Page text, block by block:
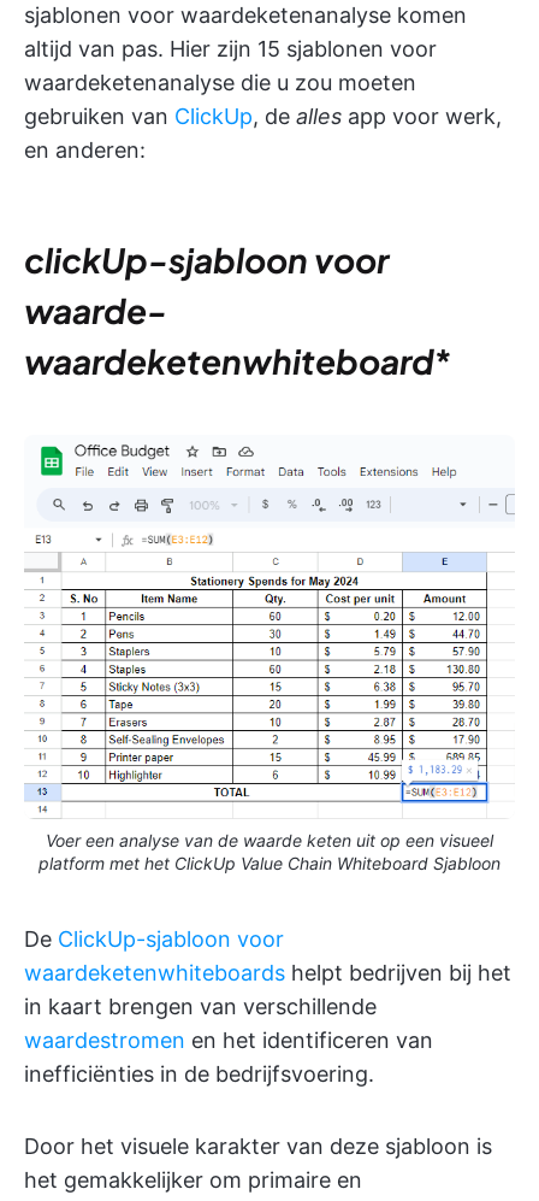
sjablonen voor waardeketenanalyse komen
altijd van pas. Hier zijn 15 sjablonen voor
waardeketenanalyse die u zou moeten
gebruiken van ClickUp, de alles app voor werk,
en anderen:
clickUp-sjabloon voor
waarde-
waardeketenwhiteboard*
Voer een analyse van de waarde keten uit op een visueel
platform met het ClickUp Value Chain Whiteboard Sjabloon
De ClickUp-sjabloon voor
waardeketenwhiteboards helpt bedrijven bij het
in kaart brengen van verschillende
waardestromen en het identificeren van
inefficiënties in de bedrijfsvoering.
Door het visuele karakter van deze sjabloon is
het gemakkelijker om primaire en